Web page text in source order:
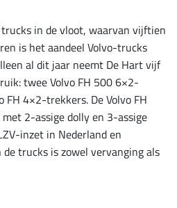
in de vloot, waarvan vijftien
is het aandeel Volvo-trucks
al dit jaar neemt De Hart vijf
twee Volvo FH 500 6×2-
FH 4×2-trekkers. De Volvo FH
2-assige dolly en 3-assige
inzet in Nederland en
de trucks is zowel vervanging als